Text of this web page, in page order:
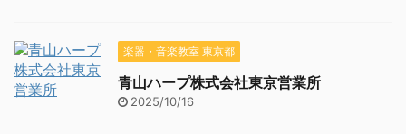
楽器・音楽教室 東京都
青山ハープ株式会社東京営業所
2025/10/16